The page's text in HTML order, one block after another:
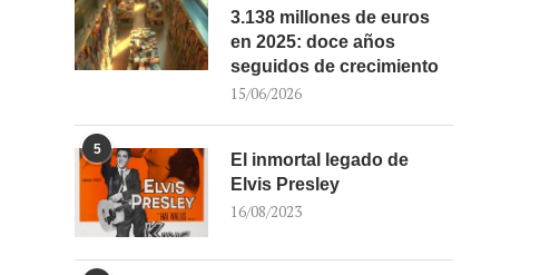
3.138 millones de euros
en 2025: doce años
seguidos de crecimiento
15/06/2026
5
El inmortal legado de
Elvis Presley
16/08/2023